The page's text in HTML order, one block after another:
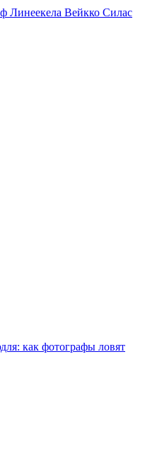
Линеекела Вейкко Силас
как фотографы ловят